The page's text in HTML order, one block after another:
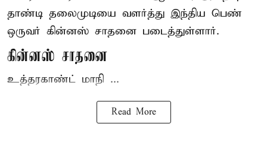
தாண்டி தலைமுடியை வளர்த்து இந்திய பெண்
ஒருவர் கின்னஸ் சாதனை படைத்துள்ளார்.
கின்னஸ் சாதனை
உத்தரகாண்ட் மாநி ...
Read More